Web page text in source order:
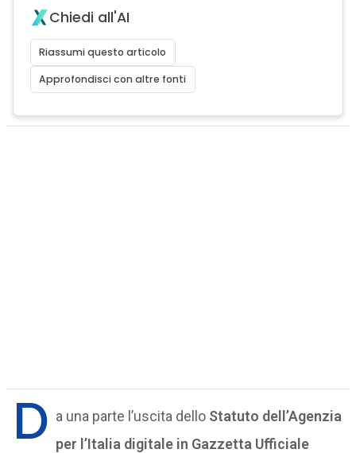
Chiedi all'AI
Riassumi questo articolo
Approfondisci con altre fonti
D a una parte l’uscita dello Statuto dell’Agenzia
per l’Italia digitale in Gazzetta Ufficiale